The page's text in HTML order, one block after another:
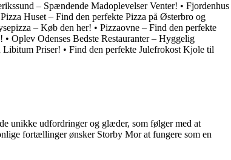
– Spændende Madoplevelser Venter! • Fjordenhus
Pizza Huset – Find den perfekte Pizza på Østerbro og
– Køb den her! • Pizzaovne – Find den perfekte
• Oplev Odenses Bedste Restauranter – Hyggelig
Libitum Priser! • Find den perfekte Julefrokost Kjole til
unikke udfordringer og glæder, som følger med at
fortællinger ønsker Storby Mor at fungere som en